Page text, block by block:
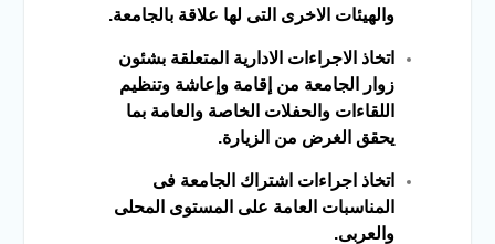
والهيئات الاخرى التى لها علاقة بالجامعة.
اتخاذ الاجراءات الادارية المتعلقة بشئون
زوار الجامعة من إقامة وإعاشة وتنظيم
اللقاءات والحفلات الخاصة والعامة بما
يحقق الغرض من الزيارة.
اتخاذ اجراءات اشتراك الجامعة فى
المناسبات العامة على المستوى المحلى
والعربى.